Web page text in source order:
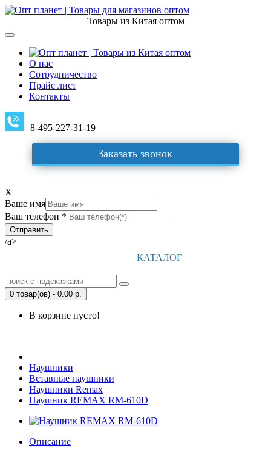
Товары из Китая оптом
О нас
Сотрудничество
Прайс лист
Контакты
8-495-227-31-19
Заказать звонок
X
Ваше имя
Ваш телефон *
/a>
КАТАЛОГ
0 товар(ов) - 0.00 р.
В корзине пусто!
Наушники
Вставные наушники
Наушники Remax
Наушник REMAX RM-610D
Описание